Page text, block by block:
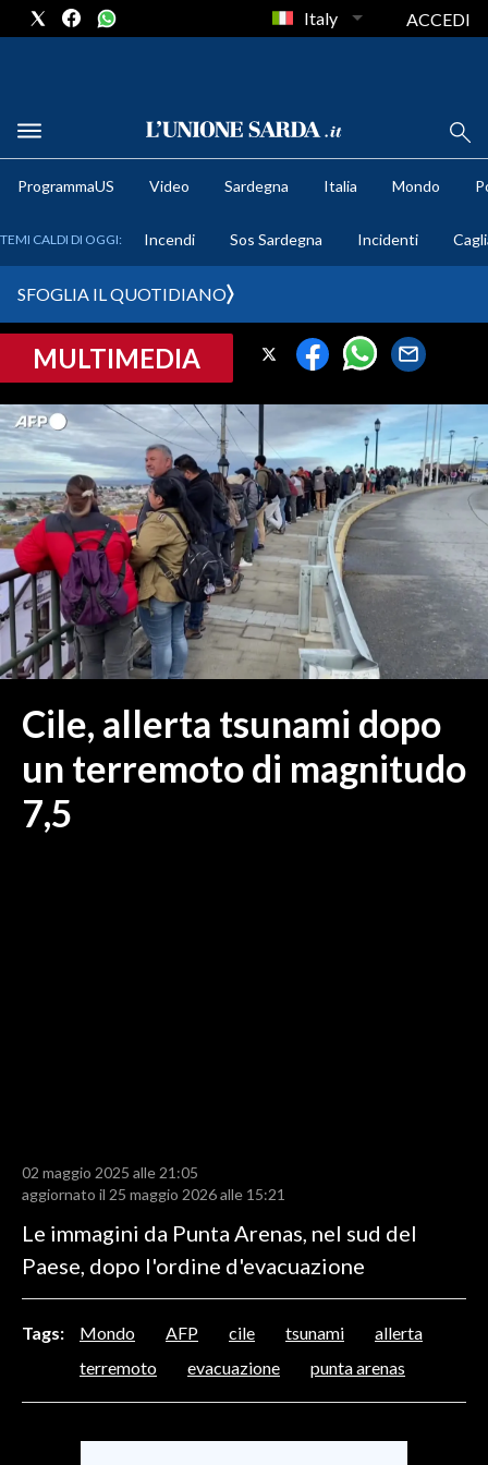
METEO
CRONACA SARDEGNA
PROVINCIA DI CAGLIARI
SULCIS IGLESIENTE
MEDIO CAMPIDANO
ORISTANO E PROVINCIA
SASSARI E PROVINCIA
GALLURA
NUORO E PROVINCIA
OGLIASTRA
CRONACA
ITALIA
MONDO
RISULTATI E CLASSIFICHE
CALCIO REGIONALE
BASKET
MOTORI
ALTRI SPORT
Italy ACCEDI
ProgrammaUS Video Sardegna Italia Mondo
TEMI CALDI DI OGGI: Incendi Sos Sardegna Incidenti
SFOGLIA IL QUOTIDIANO
MULTIMEDIA
Cile, allerta tsunami dopo
un terremoto di magnitudo
7,5
02 maggio 2025 alle 21:05
aggiornato il 25 maggio 2026 alle 15:21
Le immagini da Punta Arenas, nel sud del
Paese, dopo l'ordine d'evacuazione
Tags: Mondo AFP cile tsunami
allerta
terremoto
evacuazione punta arenas